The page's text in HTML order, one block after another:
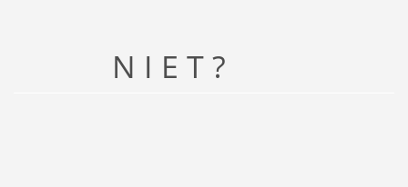
N I E T ?